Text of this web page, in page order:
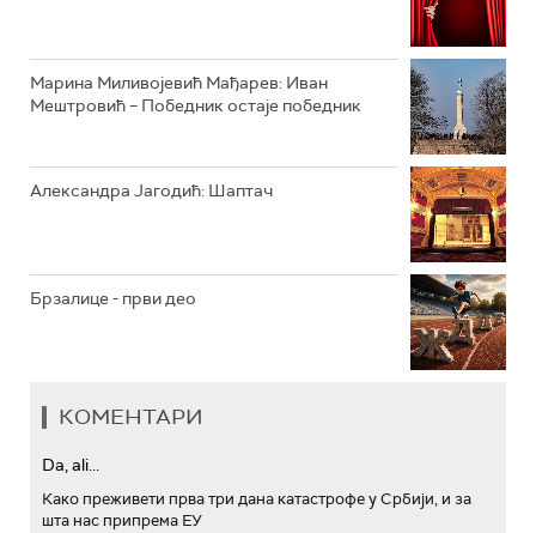
Марина Миливојевић Мађарев: Иван
Мештровић – Победник остаје победник
Александра Јагодић: Шаптач
Брзалице - први део
КОМЕНТАРИ
Da, ali...
Како преживети прва три дана катастрофе у Србији, и за
шта нас припрема ЕУ